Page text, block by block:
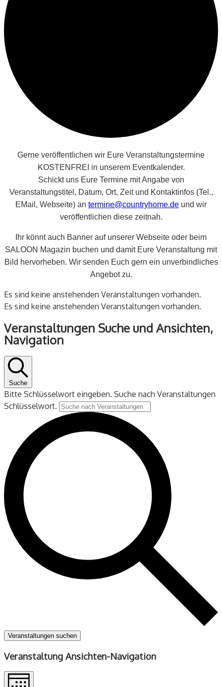
Gerne veröffentlichen wir Eure Veranstaltungstermine
KOSTENFREI in unserem Eventkalender.
Schickt uns Eure Termine mit Angabe von
Veranstaltungstitel, Datum, Ort, Zeit und Kontaktinfos (Tel.,
EMail, Webseite) an termine@countryhome.de und wir
veröffentlichen diese zeitnah.
Ihr könnt auch Banner auf unserer Webseite oder beim
SALOON Magazin buchen und damit Eure Veranstaltung mit
Bild hervorheben. Wir senden Euch gern ein unverbindliches
Angebot zu.
Es sind keine anstehenden Veranstaltungen vorhanden.
Es sind keine anstehenden Veranstaltungen vorhanden.
Veranstaltungen Suche und Ansichten,
Navigation
Suche
Bitte Schlüsselwort eingeben. Suche nach Veranstaltungen
Schlüsselwort.
Veranstaltungen suchen
Veranstaltung Ansichten-Navigation